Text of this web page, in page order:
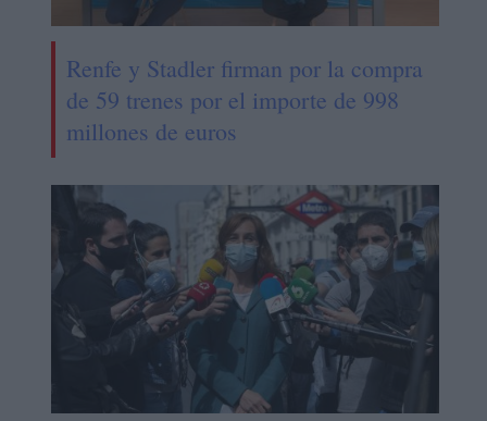
Renfe y Stadler firman por la compra
de 59 trenes por el importe de 998
millones de euros